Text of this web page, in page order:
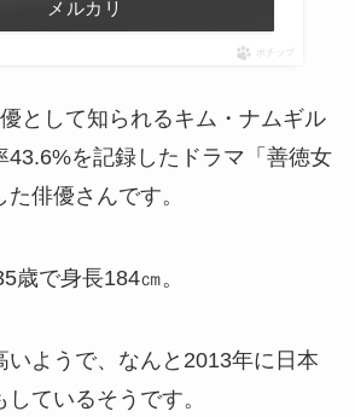
メルカリ
ポチップ
として知られるキム・ナムギル
43.6%を記録したドラマ「善徳女
俳優さんです。
歳で身長184㎝。
いようで、なんと2013年に日本
ているそうです。